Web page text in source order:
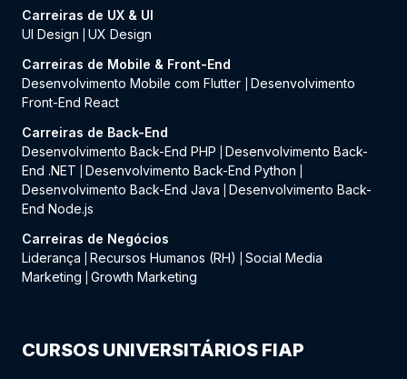
Carreiras de UX & UI
UI Design
UX Design
Carreiras de Mobile & Front-End
Desenvolvimento Mobile com Flutter
Desenvolvimento
Front-End React
Carreiras de Back-End
Desenvolvimento Back-End PHP
Desenvolvimento Back-
End .NET
Desenvolvimento Back-End Python
Desenvolvimento Back-End Java
Desenvolvimento Back-
End Node.js
Carreiras de Negócios
Liderança
Recursos Humanos (RH)
Social Media
Marketing
Growth Marketing
CURSOS UNIVERSITÁRIOS FIAP